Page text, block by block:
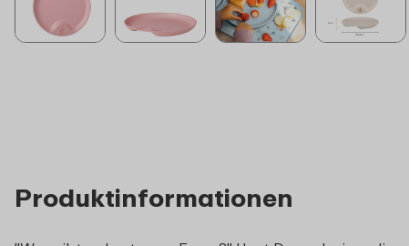
Produktinformationen